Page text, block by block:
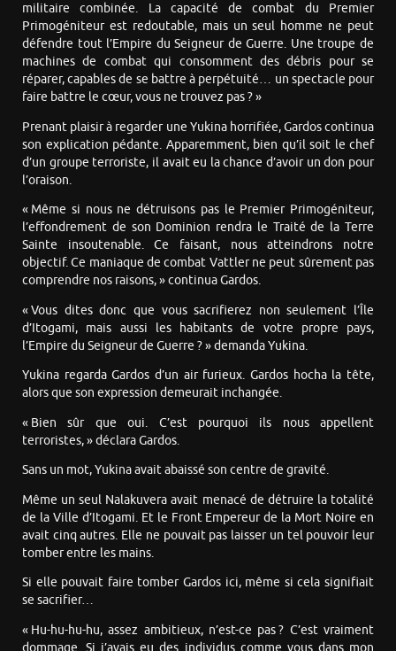
militaire combinée. La capacité de combat du Premier
Primogéniteur est redoutable, mais un seul homme ne peut
défendre tout l’Empire du Seigneur de Guerre. Une troupe de
machines de combat qui consomment des débris pour se
réparer, capables de se battre à perpétuité… un spectacle pour
faire battre le cœur, vous ne trouvez pas ? »
Prenant plaisir à regarder une Yukina horrifiée, Gardos continua
son explication pédante. Apparemment, bien qu’il soit le chef
d’un groupe terroriste, il avait eu la chance d’avoir un don pour
l’oraison.
« Même si nous ne détruisons pas le Premier Primogéniteur,
l’effondrement de son Dominion rendra le Traité de la Terre
Sainte insoutenable. Ce faisant, nous atteindrons notre
objectif. Ce maniaque de combat Vattler ne peut sûrement pas
comprendre nos raisons, » continua Gardos.
« Vous dites donc que vous sacrifierez non seulement l’Île
d’Itogami, mais aussi les habitants de votre propre pays,
l’Empire du Seigneur de Guerre ? » demanda Yukina.
Yukina regarda Gardos d’un air furieux. Gardos hocha la tête,
alors que son expression demeurait inchangée.
« Bien sûr que oui. C’est pourquoi ils nous appellent
terroristes, » déclara Gardos.
Sans un mot, Yukina avait abaissé son centre de gravité.
Même un seul Nalakuvera avait menacé de détruire la totalité
de la Ville d’Itogami. Et le Front Empereur de la Mort Noire en
avait cinq autres. Elle ne pouvait pas laisser un tel pouvoir leur
tomber entre les mains.
Si elle pouvait faire tomber Gardos ici, même si cela signifiait
se sacrifier…
« Hu-hu-hu-hu, assez ambitieux, n’est-ce pas ? C’est vraiment
dommage. Si j’avais eu des individus comme vous dans mon